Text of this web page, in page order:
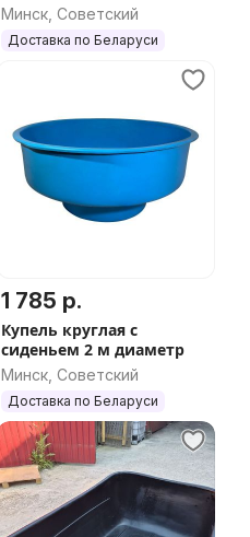
Минск, Советский
Доставка по Беларуси
1 785 р.
Купель круглая c
сиденьем 2 м диаметр
Минск, Советский
Доставка по Беларуси